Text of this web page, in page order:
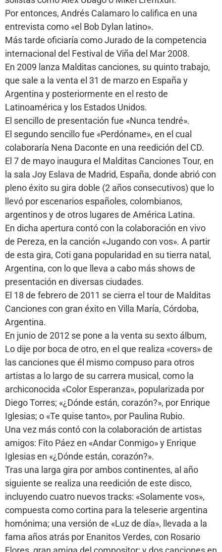
Por entonces, Andrés Calamaro lo califica en una
entrevista como «el Bob Dylan latino».
Más tarde oficiaría como Jurado de la competencia
internacional del Festival de Viña del Mar 2008.
En 2009 lanza Malditas canciones, su quinto trabajo,
que sale a la venta el 31 de marzo en España y
Argentina y posteriormente en el resto de
Latinoamérica y los Estados Unidos.
El sencillo de presentación fue «Nunca tendré».
El segundo sencillo fue «Perdóname», en el cual
colaboraría Nena Daconte en una reedición del CD.
El 7 de mayo inaugura el Malditas Canciones Tour, en
la sala Joy Eslava de Madrid, España, donde abrió con
pleno éxito su gira doble (2 años consecutivos) que lo
llevó por escenarios españoles, colombianos,
argentinos y de otros lugares de América Latina.
En dicha apertura contó con la colaboración en vivo
de Pereza, en la canción «Jugando con vos». A partir
de esta gira, Coti gana popularidad en su tierra natal,
Argentina, con lo que lleva a cabo más shows de
presentación en diversas ciudades.
El 18 de febrero de 2011 se cierra el tour de Malditas
Canciones con gran éxito en Villa María, Córdoba,
Argentina.
En junio de 2012 se pone a la venta su sexto álbum,
Lo dije por boca de otro, en el que realiza «covers» de
las canciones que él mismo compuso para otros
artistas a lo largo de su carrera musical, como la
archiconocida «Color Esperanza», popularizada por
Diego Torres; «¿Dónde están, corazón?», por Enrique
Iglesias; o «Te quise tanto», por Paulina Rubio.
Una vez más contó con la colaboración de artistas
amigos: Fito Páez en «Andar Conmigo» y Enrique
Iglesias en «¿Dónde están, corazón?».
Tras una larga gira por ambos continentes, al año
siguiente se realiza una reedición de este disco,
incluyendo cuatro nuevos tracks: «Solamente vos»,
compuesta como cortina para la teleserie argentina
homónima; una versión de «Luz de día», llevada a la
fama años atrás por Enanitos Verdes, con Rosario